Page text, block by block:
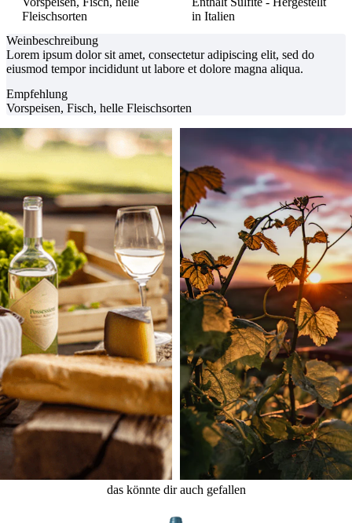
Fleischsorten
in Italien
Weinbeschreibung
Lorem ipsum dolor sit amet, consectetur adipiscing elit, sed do
eiusmod tempor incididunt ut labore et dolore magna aliqua.
Empfehlung
Vorspeisen, Fisch, helle Fleischsorten
das könnte dir auch gefallen